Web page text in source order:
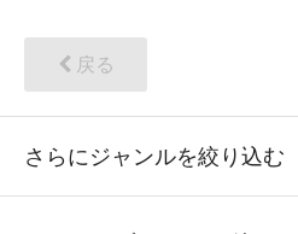
戻る
さらにジャンルを絞り込む